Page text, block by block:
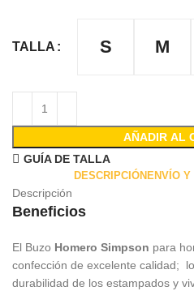
TALLA S M
AÑADIR AL
GUÍA DE TALLA
DESCRIPCIÓN ENVÍO Y
Descripción
Beneficios
El Buzo Homero Simpson para
confección de excelente calidad;
durabilidad de los estampados y